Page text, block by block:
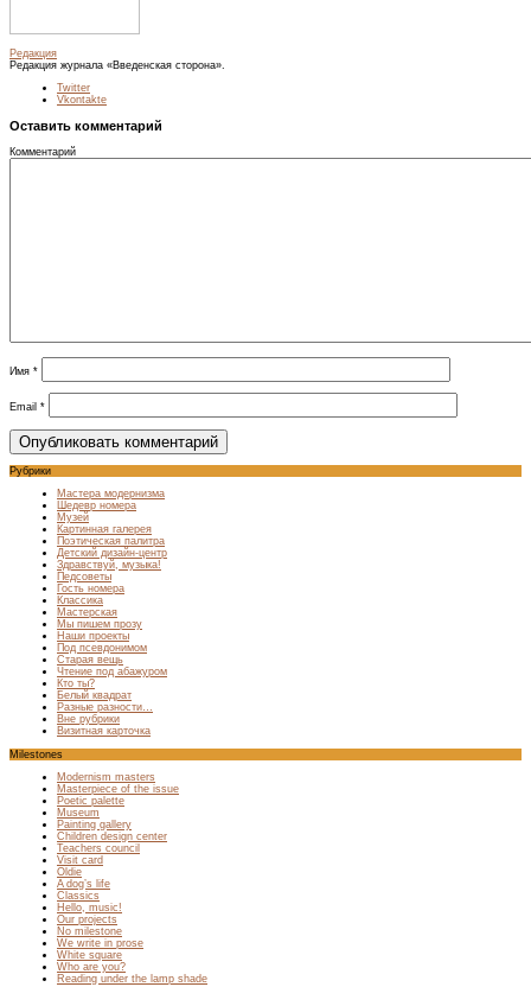
Редакция
Редакция журнала «Введенская сторона».
Twitter
Vkontakte
Оставить комментарий
Комментарий
Имя *
Email *
Рубрики
Мастера модернизма
Шедевр номера
Музей
Картинная галерея
Поэтическая палитра
Детский дизайн-центр
Здравствуй, музыка!
Педсоветы
Гость номера
Классика
Мастерская
Мы пишем прозу
Наши проекты
Под псевдонимом
Старая вещь
Чтение под абажуром
Кто ты?
Белый квадрат
Разные разности…
Вне рубрики
Визитная карточка
Milestones
Modernism masters
Masterpiece of the issue
Poetic palette
Museum
Painting gallery
Children design center
Teachers council
Visit card
Oldie
A dog’s life
Classics
Hello, music!
Our projects
No milestone
We write in prose
White square
Who are you?
Reading under the lamp shade